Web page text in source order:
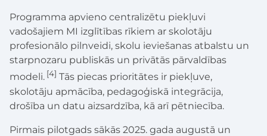
Programma apvieno centralizētu piekļuvi
vadošajiem MI izglītības rīkiem ar skolotāju
profesionālo pilnveidi, skolu ieviešanas atbalstu un
starpnozaru publiskās un privātās pārvaldības
modeli. [4] Tās piecas prioritātes ir piekļuve,
skolotāju apmācība, pedagoģiskā integrācija,
drošība un datu aizsardzība, kā arī pētniecība.
Pirmais pilotgads sākās 2025. gada augustā un